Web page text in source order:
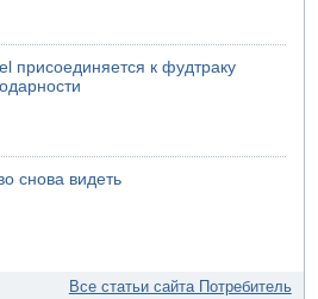
присоединяется к фудтраку
снова видеть
Все статьи сайта Потребитель